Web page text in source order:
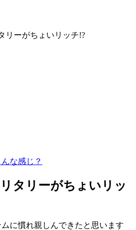
リーがちょいリッチ!?
な感じ？
タリーがちょいリッ
に慣れ親しんできたと思います